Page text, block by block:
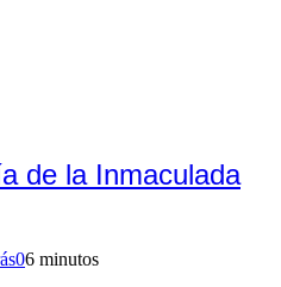
de la Inmaculada
06 minutos